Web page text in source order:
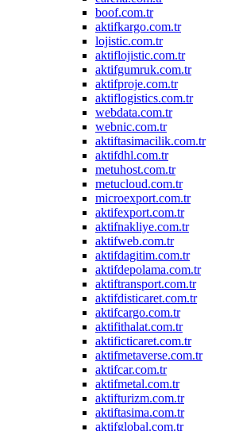
boof.com.tr
aktifkargo.com.tr
lojistic.com.tr
aktiflojistic.com.tr
aktifgumruk.com.tr
aktifproje.com.tr
aktiflogistics.com.tr
webdata.com.tr
webnic.com.tr
aktiftasimacilik.com.tr
aktifdhl.com.tr
metuhost.com.tr
metucloud.com.tr
microexport.com.tr
aktifexport.com.tr
aktifnakliye.com.tr
aktifweb.com.tr
aktifdagitim.com.tr
aktifdepolama.com.tr
aktiftransport.com.tr
aktifdisticaret.com.tr
aktifcargo.com.tr
aktifithalat.com.tr
aktificticaret.com.tr
aktifmetaverse.com.tr
aktifcar.com.tr
aktifmetal.com.tr
aktifturizm.com.tr
aktiftasima.com.tr
aktifglobal.com.tr